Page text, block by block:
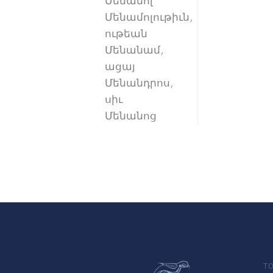
Մենամոլութիւն,
ութեան
Մենանամ,
ացայ
Մենանդրոս,
սիւ
Մենանոց